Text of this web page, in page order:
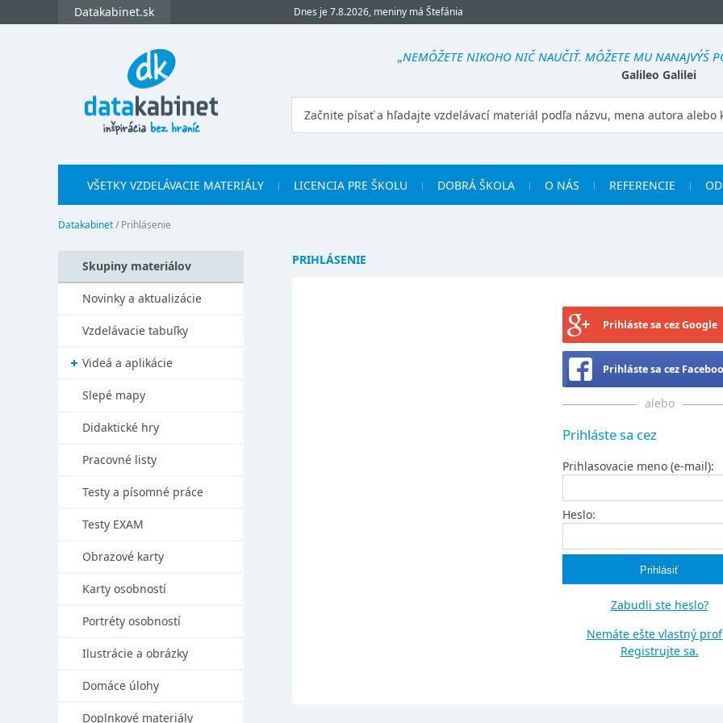
Datakabinet.sk Dnes je 7.8.2026, meniny má Štefánia
„NEMÔŽETE NIKOHO NIČ NAUČIŤ. MÔŽETE MU NANAJVÝŠ
Galileo Galilei
VŠETKY VZDELÁVACIE MATERIÁLY LICENCIA PRE ŠKOLU DOBRÁ ŠKOLA O NÁS REFERENCIE
Datakabinet/ Prihlásenie
PRIHLÁSENIE
Prihláste sa cez Google
Prihláste sa cez
alebo
Prihláste sa cez
Prihlasovacie meno (e-mail):
Heslo:
Zabudli ste heslo?
Nemáte ešte vlastný
Registrujte sa.
Skupiny materiálov
Novinky a aktualizácie
Vzdelávacie tabuľky
Videá a aplikácie
Slepé mapy
Didaktické hry
Pracovné listy
Testy a písomné práce
Testy EXAM
Obrazové karty
Karty osobností
Portréty osobností
Ilustrácie a obrázky
Domáce úlohy
Doplnkové materiály